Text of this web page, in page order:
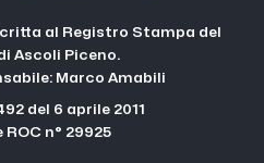
al Registro Stampa del
Ascoli Piceno.
Marco Amabili
del 6 aprile 2011
ROC n° 29925